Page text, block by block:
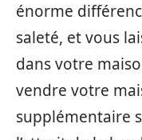
énorme
saleté, et vous
dans votre
vendre votre
supplémentaire